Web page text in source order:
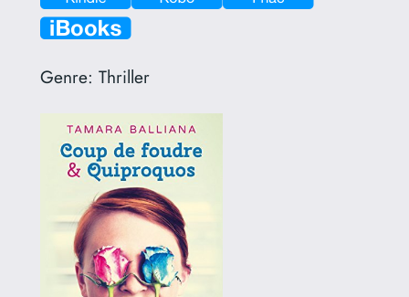
Genre: Thriller